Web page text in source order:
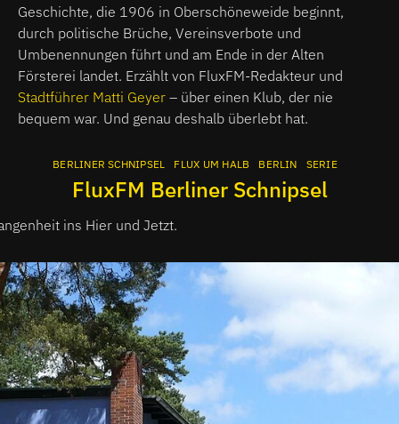
Geschichte, die 1906 in Oberschöneweide beginnt,
durch politische Brüche, Vereinsverbote und
Umbenennungen führt und am Ende in der Alten
Försterei landet. Erzählt von FluxFM-Redakteur und
Stadtführer Matti Geyer – über einen Klub, der nie
bequem war. Und genau deshalb überlebt hat.
BERLINER SCHNIPSEL FLUX UM HALB BERLIN SERIE
FluxFM Berliner Schnipsel
ins Hier und Jetzt.